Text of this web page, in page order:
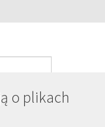
o plikach